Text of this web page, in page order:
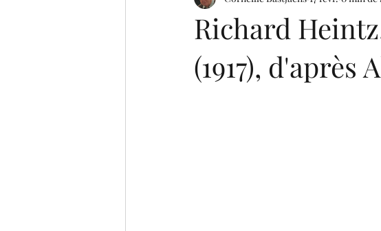
Richard
(1917),